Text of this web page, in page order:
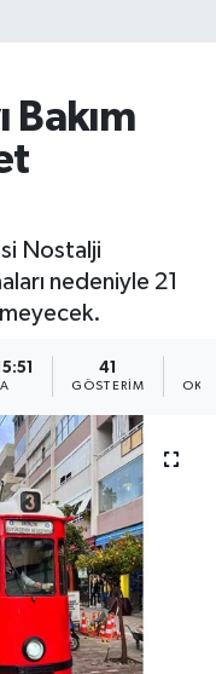
Bakım
Nostalji
nedeniyle 21
41
GÖSTERIM